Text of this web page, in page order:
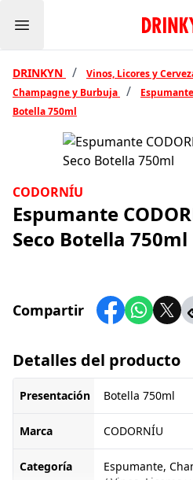
Menu
DRINKYN / Vinos, Licores y
Champagne y Burbuja
/
Botella 750ml
CODORNÍU
Espumante
Seco Botella 750ml
Compartir
Detalles del producto
Presentación Botella 750ml
Marca CODORNÍU
Categoría
Espumante,